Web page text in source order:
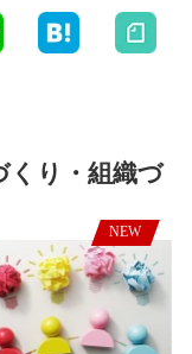
くり・組織づ
NEW